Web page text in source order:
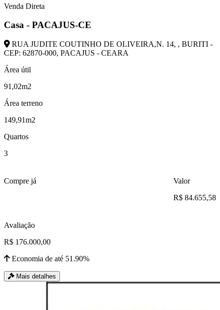
Venda Direta
Casa - PACAJUS-CE
RUA JUDITE COUTINHO DE OLIVEIRA,N. 14, , BURITI -
CEP: 62870-000, PACAJUS - CEARA
Área útil
91,02m2
Área terreno
149,91m2
Quartos
3
Compre já
Valor
R$ 84.655,58
Avaliação
R$ 176.000,00
Economia de até 51.90%
Mais detalhes